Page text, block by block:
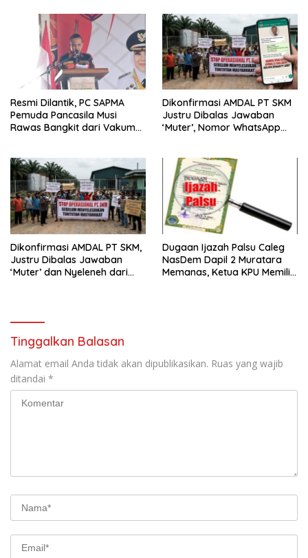
Disdik Musi Rawas Harus
Turun Tangan!
Resmi Dilantik, PC SAPMA
Pemuda Pancasila Musi
Rawas Bangkit dari Vakum
Dikonfirmasi AMDAL PT SKM
Justru Dibalas Jawaban
‘Muter’, Nomor WhatsApp
Dikonfirmasi AMDAL PT SKM,
Justru Dibalas Jawaban
‘Muter’ dan Nyeleneh dari
Dugaan Ijazah Palsu Caleg
NasDem Dapil 2 Muratara
Memanas, Ketua KPU Memilih
Tinggalkan Balasan
Alamat email Anda tidak akan dipublikasikan. Ruas yang wajib
ditandai *